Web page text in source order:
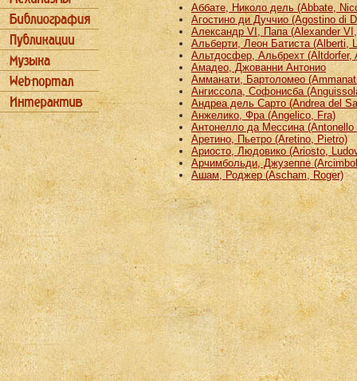
Аббате, Николо дель (Abbate,
Агостино ди Дуччио (Agostino di
Александр VI, Папа (Alexander
Альберти, Леон Батиста (Alberti,
Альтдосфер, Альбрехт (Altdorfer,
Амадео, Джованни Антонио
Амманати, Бартоломео
Ангиссола, Софонисба
Андреа дель Сарто (Andrea del
Анжелико, Фра (Angelico, Fra)
Антонелло да Мессина (Antonello
Аретино, Пьетро (Aretino, Pietro)
Ариосто, Людовико (Ariosto,
Арчимбольди, Джузеппе
Ашам, Роджер (Ascham, Roger)